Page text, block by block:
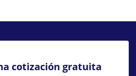
cotización gratuita